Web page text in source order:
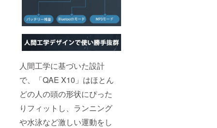
人間工学に基づいた設計
で、「QAE X10」はほとん
どの人の頭の形状にぴった
りフィットし、ランニング
や水泳など激しい運動をし